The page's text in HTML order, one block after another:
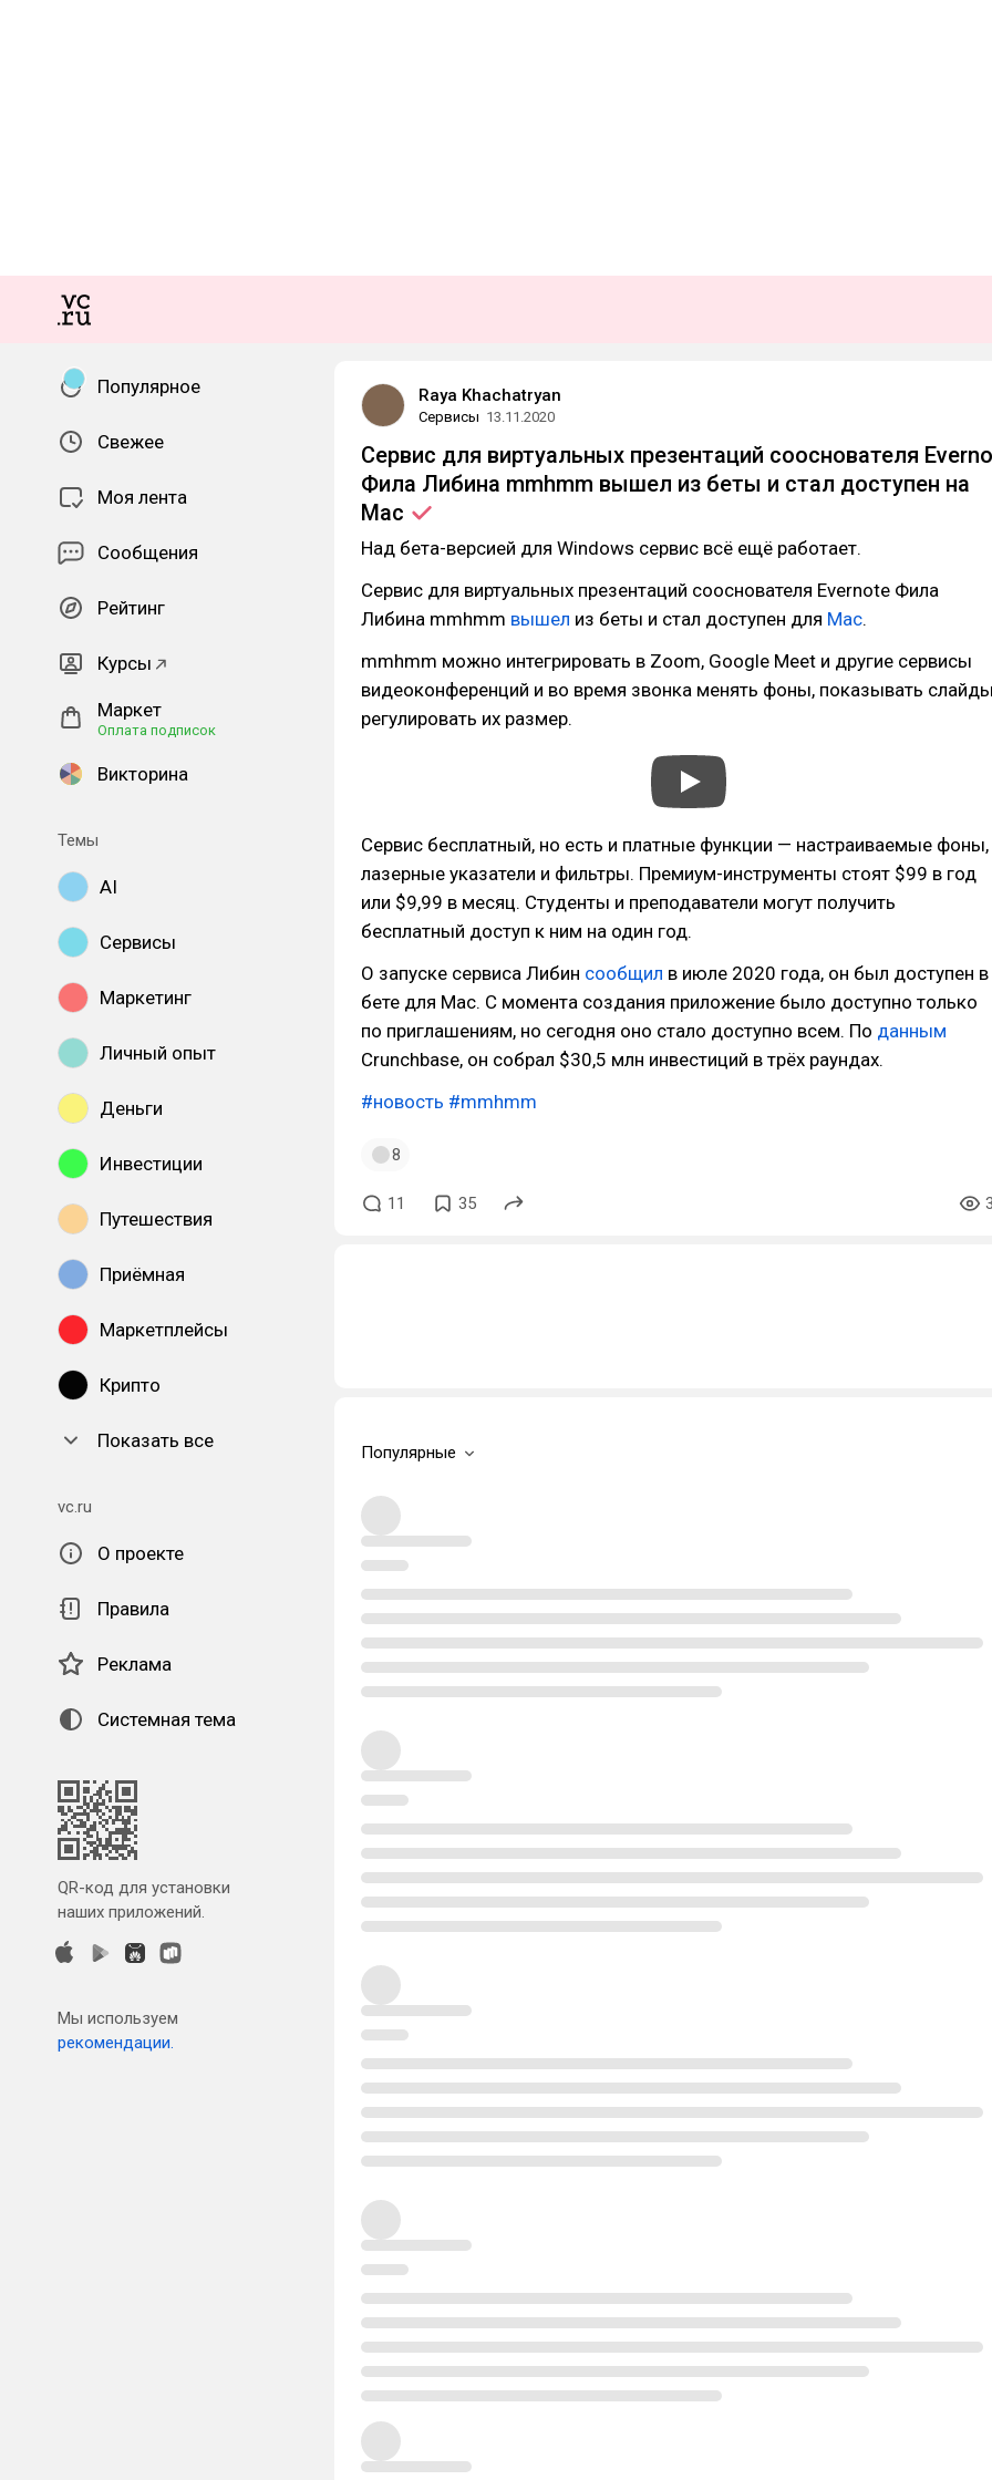
Популярное
Свежее
Моя лента
Сообщения
Рейтинг
Курсы
Маркет
Оплата подписок
Викторина
Темы
AI
Сервисы
Маркетинг
Личный опыт
Деньги
Инвестиции
Путешествия
Приёмная
Маркетплейсы
Крипто
Показать все
vc.ru
О проекте
Правила
Реклама
Системная тема
QR-код для установки
наших приложений.
Мы используем
рекомендации.
Raya Khachatryan
Сервисы 13.11.2020
Сервис для виртуальных презентаций сооснователя
Фила Либина mmhmm вышел из беты и стал доступен на
Mac
Над бета-версией для Windows сервис всё ещё работает.
Сервис для виртуальных презентаций сооснователя Evernote Фила
Либина mmhmm вышел из беты и стал доступен для Mac.
mmhmm можно интегрировать в Zoom, Google Meet и другие сервисы
видеоконференций и во время звонка менять фоны, показывать
регулировать их размер.
Сервис бесплатный, но есть и платные функции — настраиваемые фоны,
лазерные указатели и фильтры. Премиум-инструменты стоят $99 в год
или $9,99 в месяц. Студенты и преподаватели могут получить
бесплатный доступ к ним на один год.
О запуске сервиса Либин сообщил в июле 2020 года, он был доступен в
бете для Mac. С момента создания приложение было доступно только
по приглашениям, но сегодня оно стало доступно всем. По данным
Crunchbase, он собрал $30,5 млн инвестиций в трёх раундах.
#новость #mmhmm
8
11 35
Популярные